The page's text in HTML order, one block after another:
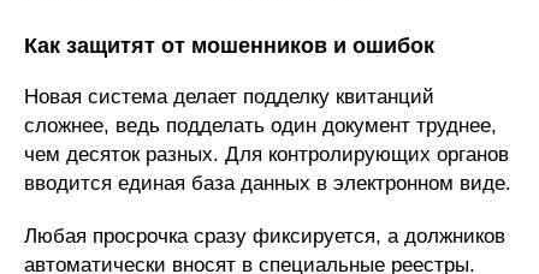
Как защитят от мошенников и ошибок
Новая система делает подделку квитанций
сложнее, ведь подделать один документ труднее,
чем десяток разных. Для контролирующих органов
вводится единая база данных в электронном виде.
Любая просрочка сразу фиксируется, а должников
автоматически вносят в специальные реестры.